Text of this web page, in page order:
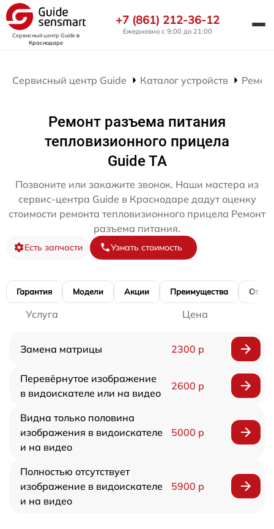
Сервисный центр Guideв
Краснодаре
+7 (861) 212-36-12
Ежедневно с 9:00 до 21:00
Сервисный центр Guide Каталог устройств
Ремонт разъема питания
тепловизионного прицела
Guide TA
Позвоните или закажите звонок. Наши мастера из
сервис-центра Guide в Краснодаре дадут оценку
стоимости ремонта тепловизионного прицела Ремонт
разъема питания.
Есть запчасти Узнать стоимость
Гарантия Модели Акции Преимущества
Услуга Цена
Замена матрицы 2300 р
Перевёрнутое изображение
в видоискателе или на видео
2600 р
Видна только половина
изображения в видоискателе
и на видео
5000 р
Полностью отсутствует
изображение в видоискателе
и на видео
5900 р